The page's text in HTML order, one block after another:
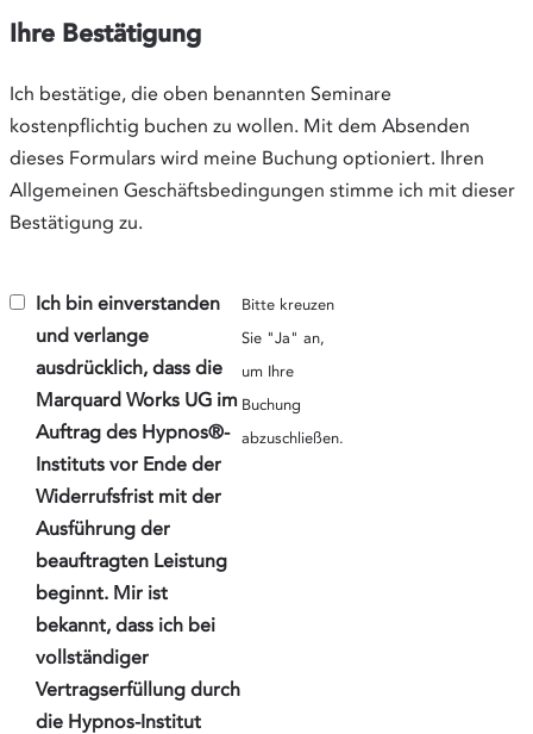
Ihre Bestätigung
Ich bestätige, die oben benannten Seminare
kostenpflichtig buchen zu wollen. Mit dem Absenden
dieses Formulars wird meine Buchung optioniert. Ihren
Allgemeinen Geschäftsbedingungen stimme ich mit dieser
Bestätigung zu.
Ich bin einverstanden
und verlange
ausdrücklich, dass die
Marquard Works UG im
Auftrag des Hypnos®-
Instituts vor Ende der
Widerrufsfrist mit der
Ausführung der
beauftragten Leistung
beginnt. Mir ist
bekannt, dass ich bei
vollständiger
Vertragserfüllung durch
die Hypnos-Institut
Bitte kreuzen
Sie "Ja" an,
um Ihre
Buchung
abzuschließen.